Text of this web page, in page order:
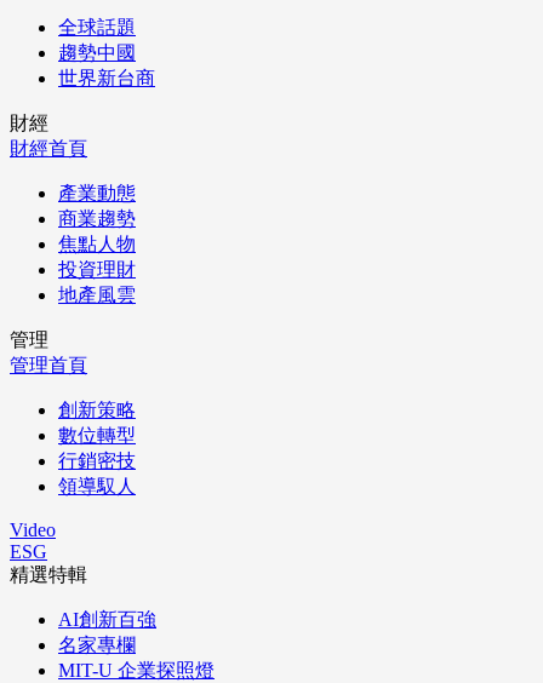
全球話題
趨勢中國
世界新台商
財經
財經首頁
產業動態
商業趨勢
焦點人物
投資理財
地產風雲
管理
管理首頁
創新策略
數位轉型
行銷密技
領導馭人
Video
ESG
精選特輯
AI創新百強
名家專欄
MIT-U 企業探照燈